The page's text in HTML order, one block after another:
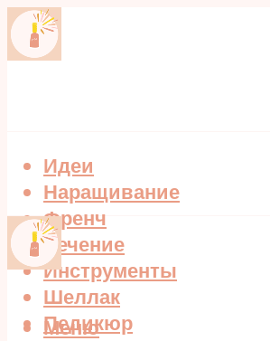
Идеи
Наращивание
Френч
Лечение
Инструменты
Шеллак
Педикюр
Меню